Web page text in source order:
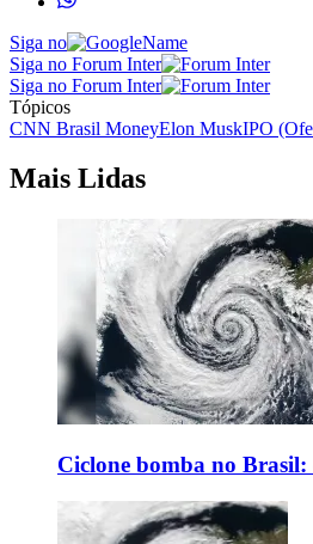
Siga no
Siga no Forum Inter
Siga no Forum Inter
Tópicos
CNN Brasil MoneyElon MuskIPO
Mais Lidas
Ciclone bomba no Brasil: